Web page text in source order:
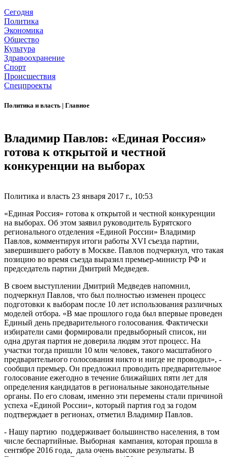
Сегодня
Политика
Экономика
Общество
Культура
Здравоохранение
Спорт
Происшествия
Спецпроекты
Политика и власть | Главное
Владимир Павлов: «Единая Россия»
готова к открытой и честной
конкуренции на выборах
Политика и власть 23 января 2017 г., 10:53
«Единая Россия» готова к открытой и честной конкуренции
на выборах. Об этом заявил руководитель Бурятского
регионального отделения «Единой России» Владимир
Павлов, комментируя итоги работы XVI съезда партии,
завершившего работу в Москве. Павлов подчеркнул, что такая
позицию во время съезда выразил премьер-министр РФ и
председатель партии Дмитрий Медведев.
В своем выступлении Дмитрий Медведев напомнил,
подчеркнул Павлов, что был полностью изменен процесс
подготовки к выборам после 10 лет использования различных
моделей отбора. «В мае прошлого года был впервые проведен
Единый день предварительного голосования. Фактически
избиратели сами формировали предвыборный список, ни
одна другая партия не доверила людям этот процесс. На
участки тогда пришли 10 млн человек, такого масштабного
предварительного голосования никто и нигде не проводил», -
сообщил премьер. Он предложил проводить предварительное
голосование ежегодно в течение ближайших пяти лет для
определения кандидатов в региональные законодательные
органы. По его словам, именно эти перемены стали причиной
успеха «Единой России», который партия год за годом
подтверждает в регионах, отметил Владимир Павлов.
- Нашу партию поддерживает большинство населения, в том
числе беспартийные. Выборная кампания, которая прошла в
сентябре 2016 года, дала очень высокие результаты. В